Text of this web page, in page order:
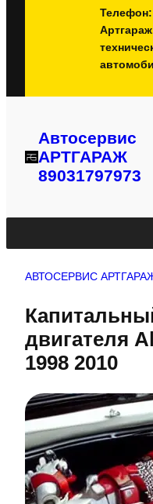
Телефон:
Автосервис
АРТГАРАЖ
89031797973
АВТОСЕРВИС
двигателя
1998 2010